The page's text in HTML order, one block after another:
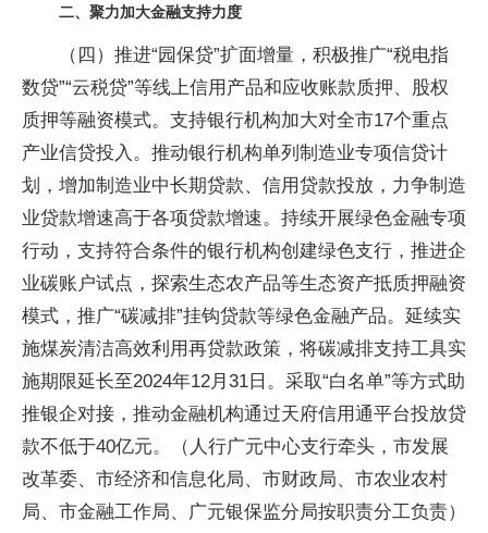
二、聚力加大金融支持力度
（四）推进“园保贷”扩面增量，积极推广“税电指
数贷”“云税贷”等线上信用产品和应收账款质押、股权
质押等融资模式。支持银行机构加大对全市17个重点
产业信贷投入。推动银行机构单列制造业专项信贷计
划，增加制造业中长期贷款、信用贷款投放，力争制造
业贷款增速高于各项贷款增速。持续开展绿色金融专项
行动，支持符合条件的银行机构创建绿色支行，推进企
业碳账户试点，探索生态农产品等生态资产抵质押融资
模式，推广“碳减排”挂钩贷款等绿色金融产品。延续实
施煤炭清洁高效利用再贷款政策，将碳减排支持工具实
施期限延长至2024年12月31日。采取“白名单”等方式助
推银企对接，推动金融机构通过天府信用通平台投放贷
款不低于40亿元。（人行广元中心支行牵头，市发展
改革委、市经济和信息化局、市财政局、市农业农村
局、市金融工作局、广元银保监分局按职责分工负责）